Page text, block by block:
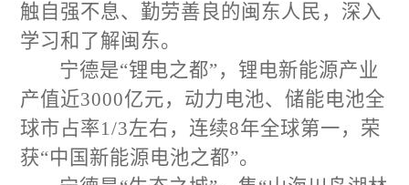
触自强不息、勤劳善良的闽东人民，深入
学习和了解闽东。
宁德是“锂电之都”，锂电新能源产业
产值近3000亿元，动力电池、储能电池全
球市占率1/3左右，连续8年全球第一，荣
获“中国新能源电池之都”。